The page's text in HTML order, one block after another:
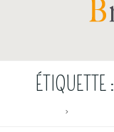
ÉTIQUETTE :